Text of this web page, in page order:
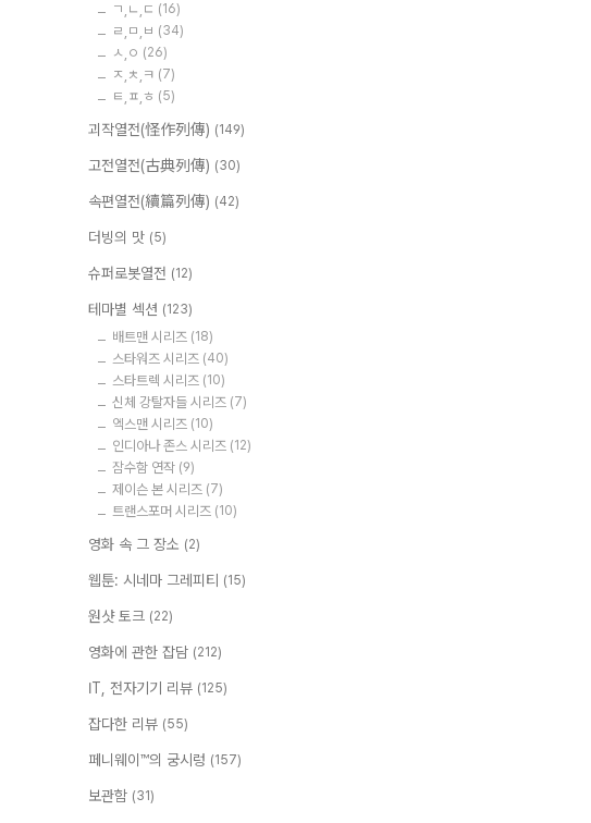
ㄱ,ㄴ,ㄷ (16)
ㄹ,ㅁ,ㅂ (34)
ㅅ,ㅇ (26)
ㅈ,ㅊ,ㅋ (7)
ㅌ,ㅍ,ㅎ (5)
괴작열전(怪作列傳) (149)
고전열전(古典列傳) (30)
속편열전(續篇列傳) (42)
더빙의 맛 (5)
슈퍼로봇열전 (12)
테마별 섹션 (123)
배트맨 시리즈 (18)
스타워즈 시리즈 (40)
스타트렉 시리즈 (10)
신체 강탈자들 시리즈 (7)
엑스맨 시리즈 (10)
인디아나 존스 시리즈 (12)
잠수함 연작 (9)
제이슨 본 시리즈 (7)
트랜스포머 시리즈 (10)
영화 속 그 장소 (2)
웹툰: 시네마 그레피티 (15)
원샷 토크 (22)
영화에 관한 잡담 (212)
IT, 전자기기 리뷰 (125)
잡다한 리뷰 (55)
페니웨이™의 궁시렁 (157)
보관함 (31)